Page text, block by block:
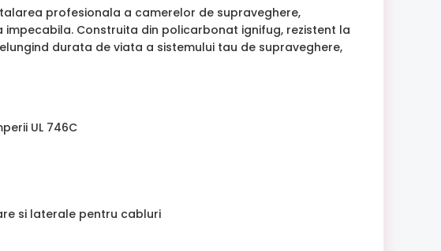
profesionala a camerelor de supraveghere,
Construita din policarbonat ignifug, rezistent la
durata de viata a sistemului tau de supraveghere,
UL 746C
si laterale pentru cabluri